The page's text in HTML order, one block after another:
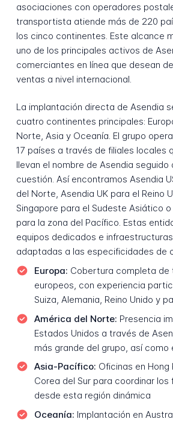
asociaciones con operadores
transportista atiende más de 220
los cinco continentes. Este alcance
uno de los principales activos de
comerciantes en línea que desean
ventas a nivel internacional.
La implantación directa de Asendia
cuatro continentes principales:
Norte, Asia y Oceanía. El grupo
17 países a través de filiales locales
llevan el nombre de Asendia seguido
cuestión. Así encontramos Asendia
del Norte, Asendia UK para el Reino
Singapore para el Sudeste Asiático
para la zona del Pacífico. Estas
equipos dedicados e
adaptadas a las especificidades de
Europa: Cobertura completa de
europeos, con experiencia
Suiza, Alemania, Reino Unido y
América del Norte: Presencia
Estados Unidos a través de
más grande del grupo, así como
Asia-Pacífico: Oficinas en Hong
Corea del Sur para coordinar los
desde esta región dinámica
Oceanía: Implantación en